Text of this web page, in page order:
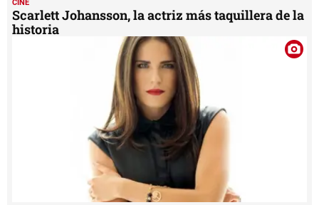
CINE
Scarlett Johansson, la actriz más taquillera de la
historia